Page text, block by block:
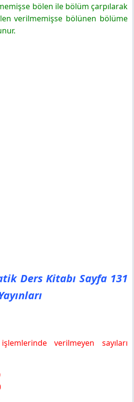
bölen ile bölüm çarpılarak
verilmemişse bölünen bölüme
Ders Kitabı Sayfa 131
verilmeyen sayıları